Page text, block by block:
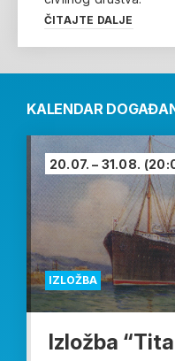
ČITAJTE DALJE
KALENDAR
IZLOŽBA
20.07. – 31.08.
Izložba